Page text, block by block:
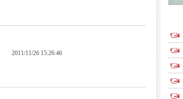
2011/11/26 15:26:46